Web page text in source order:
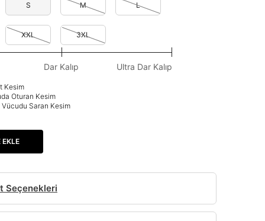
S M L
XXL 3XL
Dar Kalıp Ultra Dar Kalıp
Kesim
Oturan Kesim
Vücudu Saran Kesim
EKLE
Seçenekleri